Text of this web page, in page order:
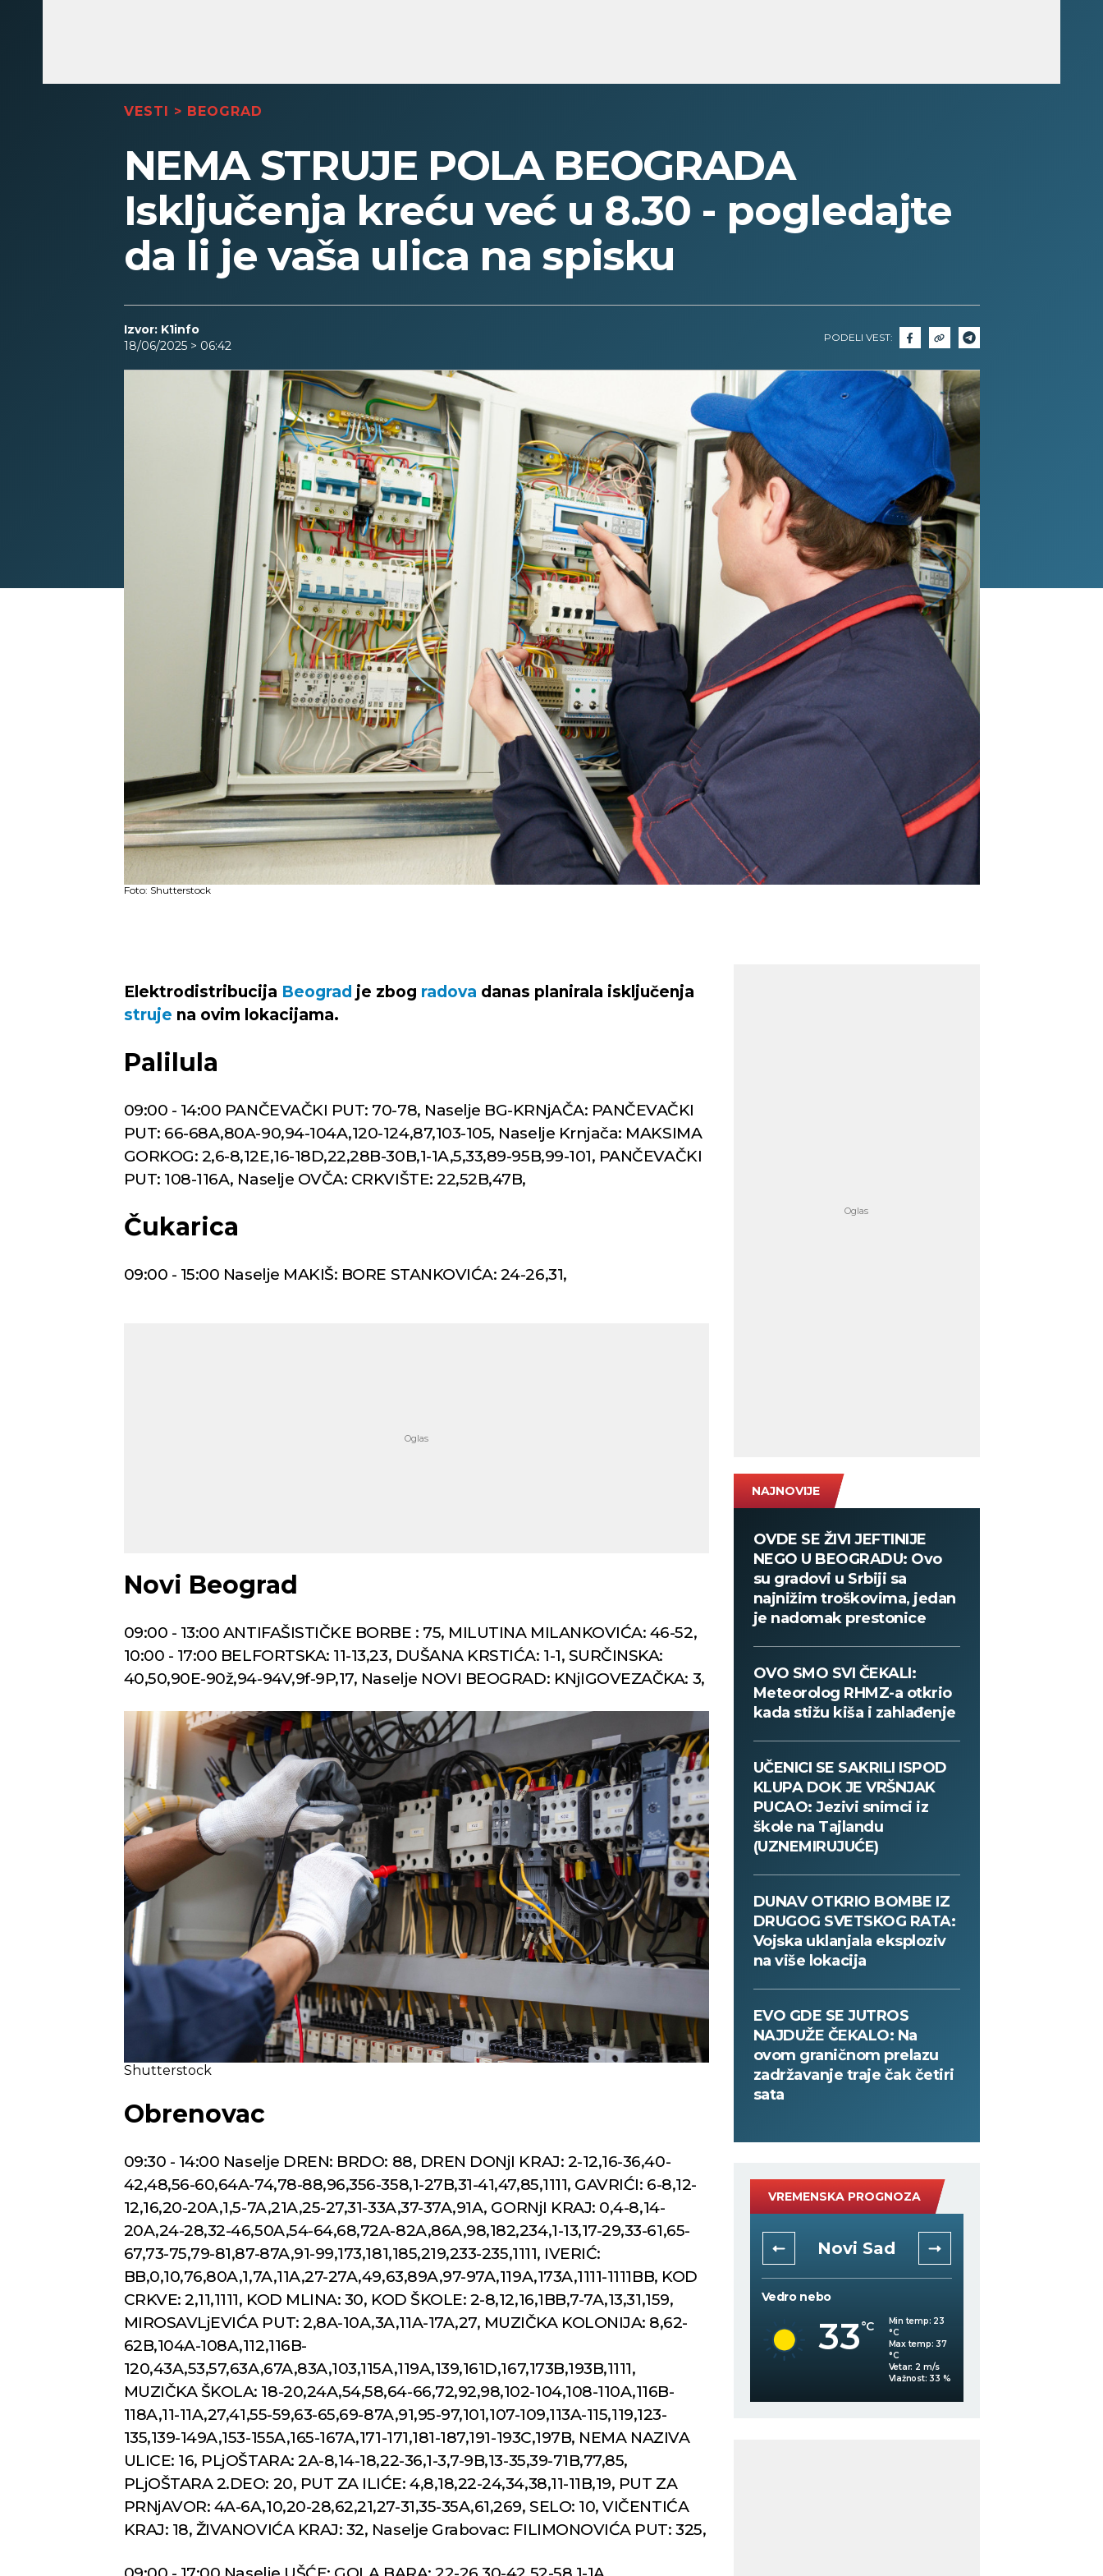
VESTI > BEOGRAD
NEMA STRUJE POLA BEOGRADA
Isključenja kreću već u 8.30 - pogledajte
da li je vaša ulica na spisku
Izvor: K1info
18/06/2025 > 06:42
PODELI VEST:
Foto: Shutterstock
Elektrodistribucija Beograd je zbog radova danas planirala isključenja
struje na ovim lokacijama.
Palilula
09:00 - 14:00 PANČEVAČKI PUT: 70-78, Naselje BG-KRNjAČA: PANČEVAČKI
PUT: 66-68A,80A-90,94-104A,120-124,87,103-105, Naselje Krnjača: MAKSIMA
GORKOG: 2,6-8,12E,16-18D,22,28B-30B,1-1A,5,33,89-95B,99-101, PANČEVAČKI
PUT: 108-116A, Naselje OVČA: CRKVIŠTE: 22,52B,47B,
Čukarica
09:00 - 15:00 Naselje MAKIŠ: BORE STANKOVIĆA: 24-26,31,
Novi Beograd
09:00 - 13:00 ANTIFAŠISTIČKE BORBE : 75, MILUTINA MILANKOVIĆA: 46-52,
10:00 - 17:00 BELFORTSKA: 11-13,23, DUŠANA KRSTIĆA: 1-1, SURČINSKA:
40,50,90E-90ž,94-94V,9f-9P,17, Naselje NOVI BEOGRAD: KNjIGOVEZAČKA: 3,
Shutterstock
Obrenovac
09:30 - 14:00 Naselje DREN: BRDO: 88, DREN DONjI KRAJ: 2-12,16-36,40-
42,48,56-60,64A-74,78-88,96,356-358,1-27B,31-41,47,85,1111, GAVRIĆI: 6-8,12-
12,16,20-20A,1,5-7A,21A,25-27,31-33A,37-37A,91A, GORNjI KRAJ: 0,4-8,14-
20A,24-28,32-46,50A,54-64,68,72A-82A,86A,98,182,234,1-13,17-29,33-61,65-
67,73-75,79-81,87-87A,91-99,173,181,185,219,233-235,1111, IVERIĆ:
BB,0,10,76,80A,1,7A,11A,27-27A,49,63,89A,97-97A,119A,173A,1111-1111BB, KOD
CRKVE: 2,11,1111, KOD MLINA: 30, KOD ŠKOLE: 2-8,12,16,1BB,7-7A,13,31,159,
MIROSAVLjEVIĆA PUT: 2,8A-10A,3A,11A-17A,27, MUZIČKA KOLONIJA: 8,62-
62B,104A-108A,112,116B-
120,43A,53,57,63A,67A,83A,103,115A,119A,139,161D,167,173B,193B,1111,
MUZIČKA ŠKOLA: 18-20,24A,54,58,64-66,72,92,98,102-104,108-110A,116B-
118A,11-11A,27,41,55-59,63-65,69-87A,91,95-97,101,107-109,113A-115,119,123-
135,139-149A,153-155A,165-167A,171-171,181-187,191-193C,197B, NEMA NAZIVA
ULICE: 16, PLjOŠTARA: 2A-8,14-18,22-36,1-3,7-9B,13-35,39-71B,77,85,
PLjOŠTARA 2.DEO: 20, PUT ZA ILIĆE: 4,8,18,22-24,34,38,11-11B,19, PUT ZA
PRNjAVOR: 4A-6A,10,20-28,62,21,27-31,35-35A,61,269, SELO: 10, VIČENTIĆA
KRAJ: 18, ŽIVANOVIĆA KRAJ: 32, Naselje Grabovac: FILIMONOVIĆA PUT: 325,
NAJNOVIJE
OVDE SE ŽIVI JEFTINIJE
NEGO U BEOGRADU: Ovo
su gradovi u Srbiji sa
najnižim troškovima, jedan
je nadomak prestonice
OVO SMO SVI ČEKALI:
Meteorolog RHMZ-a otkrio
kada stižu kiša i zahlađenje
UČENICI SE SAKRILI ISPOD
KLUPA DOK JE VRŠNJAK
PUCAO: Jezivi snimci iz
škole na Tajlandu
(UZNEMIRUJUĆE)
DUNAV OTKRIO BOMBE IZ
DRUGOG SVETSKOG RATA:
Vojska uklanjala eksploziv
na više lokacija
EVO GDE SE JUTROS
NAJDUŽE ČEKALO: Na
ovom graničnom prelazu
zadržavanje traje čak četiri
sata
VREMENSKA PROGNOZA
Novi Sad
Vedro nebo
33°C Min temp:23
Max temp:37
Vetar:2 m/s
Vlažnost:
33
Niš
Mestimično oblačno
Min temp:
22
Vetar:1 m/s
Vlažnost:
Vedro nebo
30 °C Min temp:
Novi Sad
Vedro nebo
33°C Min temp: 23
°C
Max temp: 37
°C
Vetar: 2 m/s
Vlažnost: 33 %